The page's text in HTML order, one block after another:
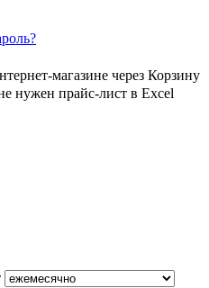
магазине через Корзину
нужен прайс-лист в Excel